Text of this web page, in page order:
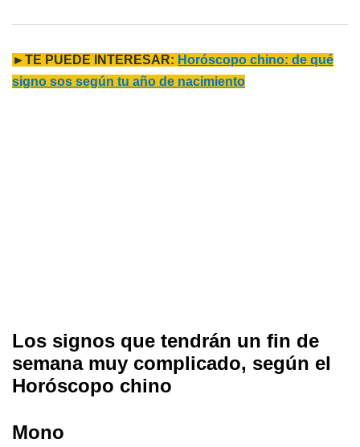
►TE PUEDE INTERESAR: Horóscopo chino: de qué
signo sos según tu año de nacimiento
Los signos que tendrán un fin de
semana muy complicado, según el
Horóscopo chino
Mono